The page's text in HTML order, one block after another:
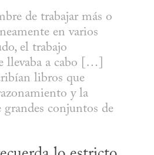
de trabajar más o
en varios
el trabajo
llevaba a cabo […]
libros que
y la
conjuntos de